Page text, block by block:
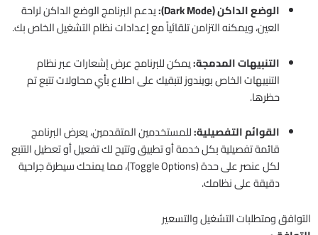
الوضع الداكن (Dark Mode):
يدعم البرنامج الوضع الداكن لراحة
العين، ويمكنه التزامن تلقائياً مع إعدادات نظام التشغيل الخاص بك.
التنبيهات المدمجة:يمكن للبرنامج عرض إشعارات عبر نظام
التنبيهات الخاص بويندوز لتبقيك على اطلاع بأي محاولات تتبع تم
حظرها.
القوائم التفصيلية:للمستخدمين المتقدمين، يعرض البرنامج
قائمة تفصيلية بكل خدمة أو تطبيق وتتيح لك تفعيل أو تعطيل التتبع
لكل عنصر على حدة (Toggle Options)، مما يمنحك سيطرة جراحية
دقيقة على نظامك.
التوافق ومتطلبات التشغيل والتسعير